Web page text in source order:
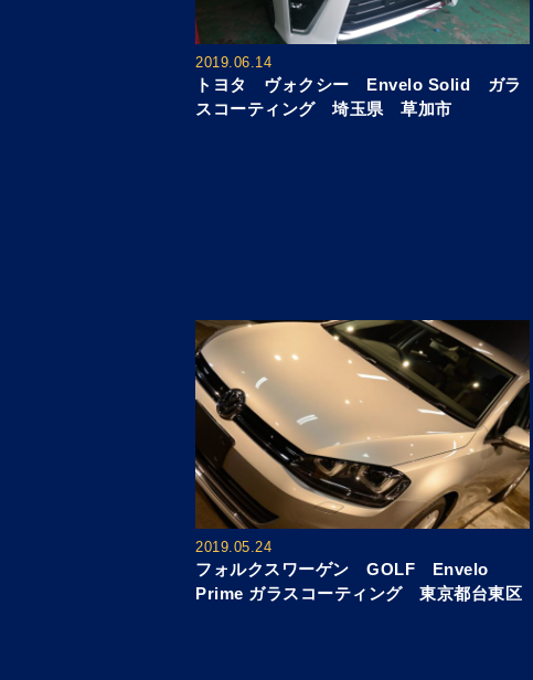
2019.06.14
トヨタ ヴォクシー Envelo Solid ガラ
スコーティング 埼玉県 草加市
2019.05.24
フォルクスワーゲン GOLF Envelo
Prime ガラスコーティング 東京都台東区